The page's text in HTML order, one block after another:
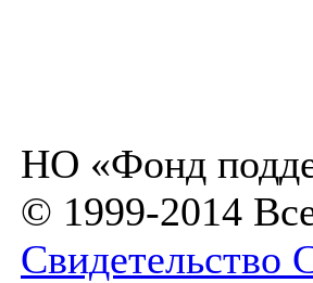
НО «Фонд
© 1999-2014